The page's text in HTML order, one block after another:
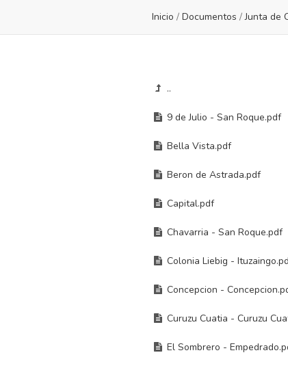
Inicio / Documentos / Junta de
..
9 de Julio - San Roque.pdf
Bella Vista.pdf
Beron de Astrada.pdf
Capital.pdf
Chavarria - San Roque.pdf
Colonia Liebig -
Concepcion -
Curuzu Cuatia - Curuzu
El Sombrero -